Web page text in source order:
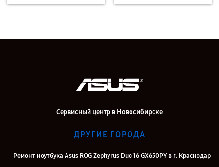
Сервисный центр в Новосибирске
ДРУГИЕ ГОРОДА
Ремонт ноутбука Asus ROG Zephyrus Duo 16 GX650PY в г. Краснодар